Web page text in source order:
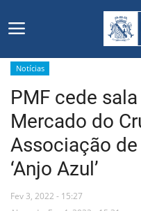
Início
Editais
Floriano
Secretarias e Órgãos
Notícias
PMF cede
Mercado do
Associação
‘Anjo Azul’
Fev 3, 2022 - 15:27